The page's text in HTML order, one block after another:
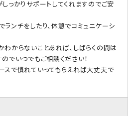
しっかりサポートしてくれますのでご安
ランチをしたり、休憩でコミュニケーシ
わからないことあれば、しばらくの間は
でいつでもご相談ください！
スで慣れていってもらえれば大丈夫で